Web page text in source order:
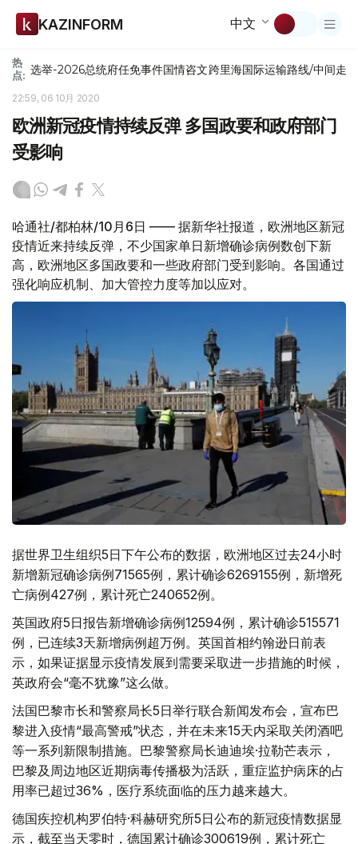
KAZINFORM 中文
热
点: 选举-2026总统府任免事件国情咨文跨里海国际运输路线/中间走廊
22:59, 06 10月 2020
欧洲新冠疫情持续反弹 多国政要和政府部门
受影响
哈通社/都柏林/10月6日 —— 据新华社报道，欧洲地区新冠
疫情近来持续反弹，不少国家单日新增确诊病例数创下新
高，欧洲地区多国政要和一些政府部门受到影响。各国通过
强化响应机制、加大管控力度等加以应对。
据世界卫生组织5日下午公布的数据，欧洲地区过去24小时
新增新冠确诊病例71565例，累计确诊6269155例，新增死
亡病例427例，累计死亡240652例。
英国政府5日报告新增确诊病例12594例，累计确诊515571
例，已连续3天新增病例超万例。英国首相约翰逊日前表
示，如果证据显示疫情发展到需要采取进一步措施的时候，
英政府会“毫不犹豫”这么做。
法国巴黎市长和警察局长5日举行联合新闻发布会，宣布巴
黎进入疫情“最高警戒”状态，并在未来15天内采取关闭酒吧
等一系列新限制措施。巴黎警察局长迪迪埃·拉勒芒表示，
巴黎及周边地区近期病毒传播极为活跃，重症监护病床的占
用率已超过36%，医疗系统面临的压力越来越大。
德国疾控机构罗伯特·科赫研究所5日公布的新冠疫情数据显
示，截至当天零时，德国累计确诊300619例，累计死亡